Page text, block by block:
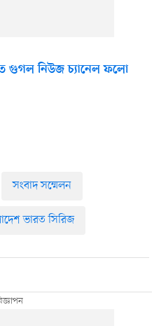
গুগল নিউজ চ্যানেল ফলো
সংবাদ সম্মেলন
ভারত সিরিজ